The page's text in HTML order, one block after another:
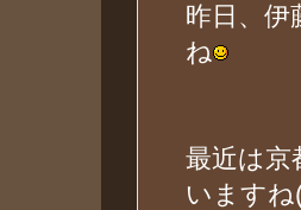
昨日、伊
ね
最近は京
いますね